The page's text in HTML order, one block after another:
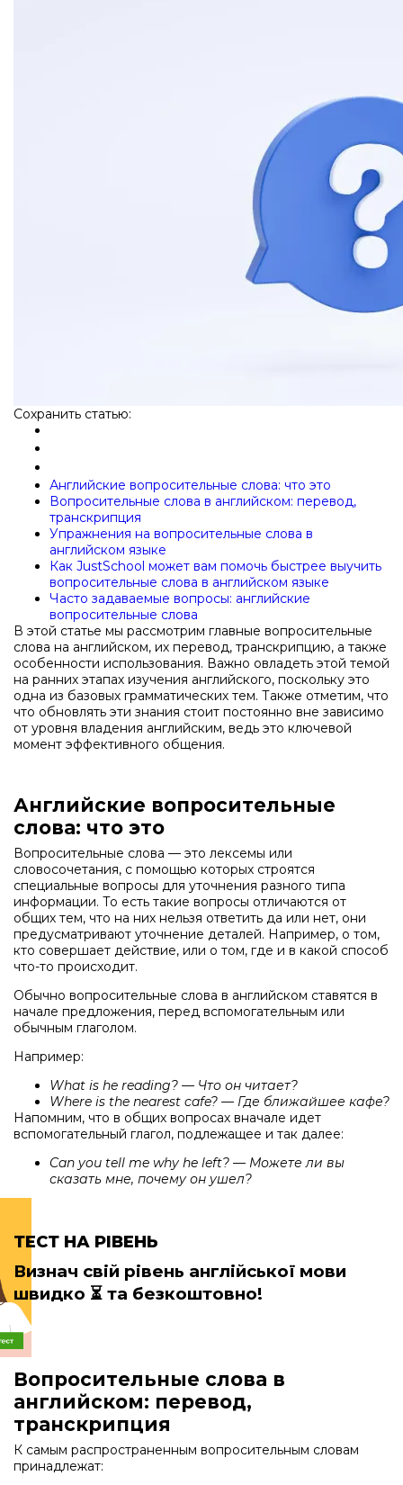
Сохранить статью:
Английские вопросительные слова: что это
Вопросительные слова в английском: перевод,
транскрипция
Упражнения на вопросительные слова в
английском языке
Как JustSchool может вам помочь быстрее выучить
вопросительные слова в английском языке
Часто задаваемые вопросы: английские
вопросительные слова
В этой статье мы рассмотрим главные вопросительные
слова на английском, их перевод, транскрипцию, а также
особенности использования. Важно овладеть этой темой
на ранних этапах изучения английского, поскольку это
одна из базовых грамматических тем. Также отметим, что
что обновлять эти знания стоит постоянно вне зависимо
от уровня владения английским, ведь это ключевой
момент эффективного общения.
Английские вопросительные
слова: что это
Вопросительные слова — это лексемы или
словосочетания, с помощью которых строятся
специальные вопросы для уточнения разного типа
информации. То есть такие вопросы отличаются от
общих тем, что на них нельзя ответить да или нет, они
предусматривают уточнение деталей. Например, о том,
кто совершает действие, или о том, где и в какой способ
что-то происходит.
Обычно вопросительные слова в английском ставятся в
начале предложения, перед вспомогательным или
обычным глаголом.
Например:
What is he reading? — Что он читает?
Where is the nearest cafe? — Где ближайшее кафе?
Напомним, что в общих вопросах вначале идет
вспомогательный глагол, подлежащее и так далее:
Can you tell me why he left? — Можете ли вы
сказать мне, почему он ушел?
ТЕСТ НА РІВЕНЬ
Визнач свій рівень англійської мови
швидко ⏳ та безкоштовно!
Вопросительные слова в
английском: перевод,
транскрипция
К самым распространенным вопросительным словам
принадлежат: